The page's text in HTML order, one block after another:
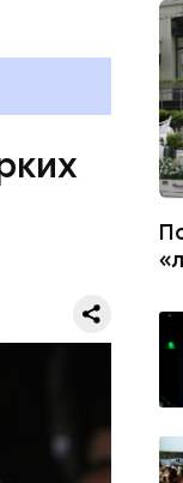
для
разных